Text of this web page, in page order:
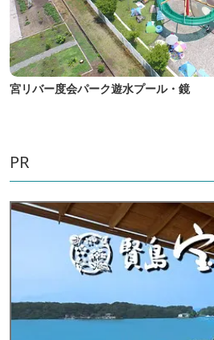
宮リバー度会パーク遊水プール・鏡
PR